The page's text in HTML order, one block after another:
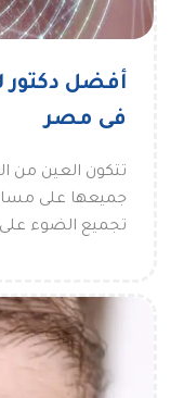
أفضل دكتور
فى مصر
تتكون العين من
جميعها على
تجميع الضوء